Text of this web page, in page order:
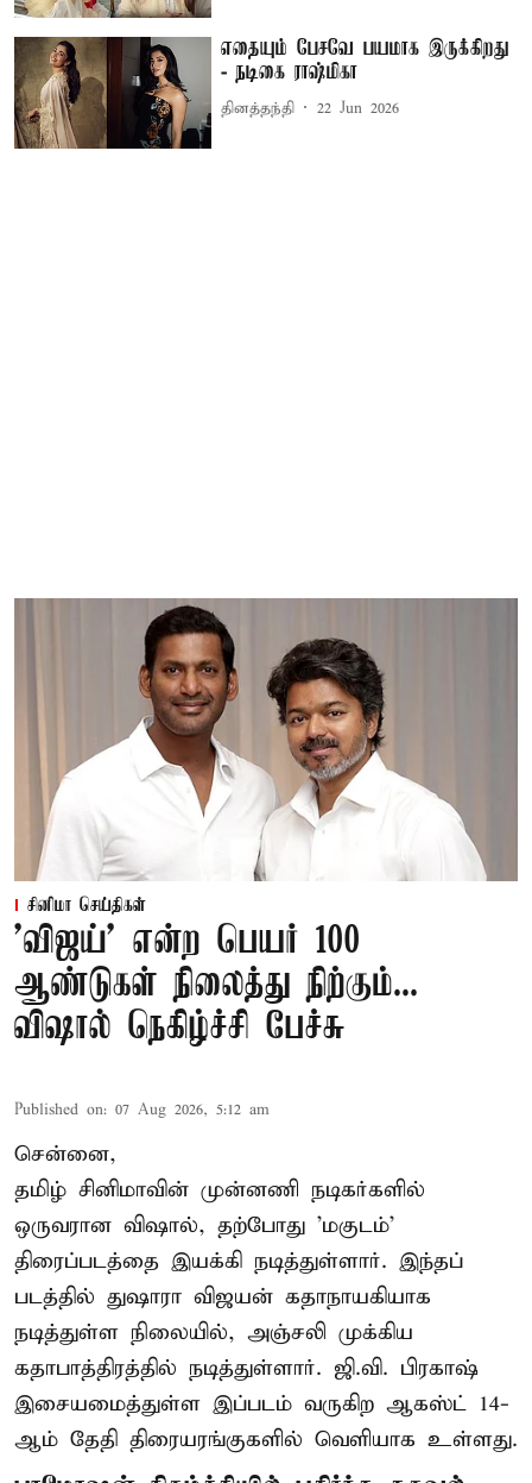
எதையும் பேசவே பயமாக இருக்கிறது
- நடிகை ராஷ்மிகா
தினத்தந்தி 22 Jun 2026
சினிமா செய்திகள்
'விஜய்' என்ற பெயர் 100
ஆண்டுகள் நிலைத்து நிற்கும்...
விஷால் நெகிழ்ச்சி பேச்சு
Published on: 07 Aug 2026, 5:12 am
சென்னை,
தமிழ் சினிமாவின் முன்னணி நடிகர்களில்
ஒருவரான விஷால், தற்போது 'மகுடம்'
திரைப்படத்தை இயக்கி நடித்துள்ளார். இந்தப்
படத்தில் துஷாரா விஜயன் கதாநாயகியாக
நடித்துள்ள நிலையில், அஞ்சலி முக்கிய
கதாபாத்திரத்தில் நடித்துள்ளார். ஜி.வி. பிரகாஷ்
இசையமைத்துள்ள இப்படம் வருகிற ஆகஸ்ட் 14-
ஆம் தேதி திரையரங்குகளில் வெளியாக உள்ளது.